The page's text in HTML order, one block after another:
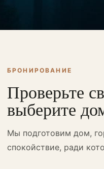
БРОНИРОВАНИЕ
Проверьте
выберите
Мы подготовим дом,
спокойствие, ради